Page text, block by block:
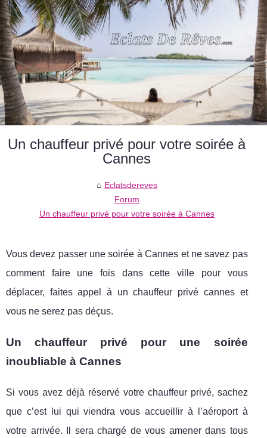
Un chauffeur privé pour votre soirée à
Cannes
Eclatsdereves
Forum
Un chauffeur privé pour votre soirée à Cannes
Vous devez passer une soirée à Cannes et ne savez pas
comment faire une fois dans cette ville pour vous
déplacer, faites appel à un chauffeur privé cannes et
vous ne serez pas déçus.
Un chauffeur privé pour une soirée
inoubliable à Cannes
Si vous avez déjà réservé votre chauffeur privé, sachez
que c’est lui qui viendra vous accueillir à l’aéroport à
votre arrivée. Il sera chargé de vous amener dans tous